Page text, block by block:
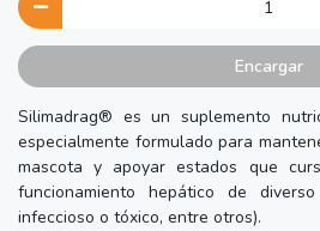
Encargar
Silimadrag® es un suplemento
especialmente formulado para
mascota y apoyar estados que
funcionamiento hepático de
infeccioso o tóxico, entre otros).